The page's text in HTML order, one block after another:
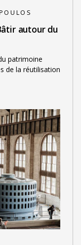
autour du
patrimoine
de la réutilisation